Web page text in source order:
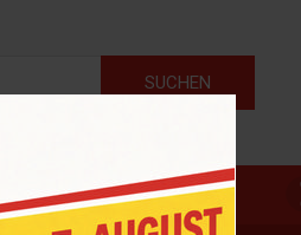
- SCHACHTELN